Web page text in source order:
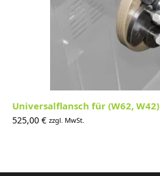
Universalflansch für (W62, W42)
525,00 € zzgl. MwSt.